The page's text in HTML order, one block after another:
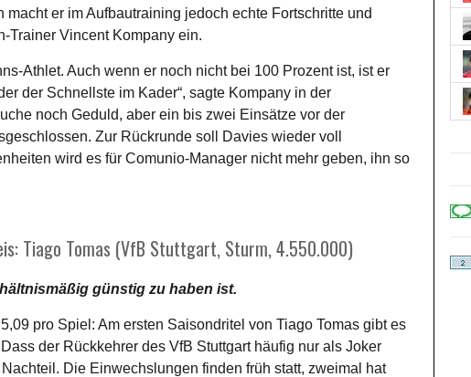
macht er im Aufbautraining jedoch echte Fortschritte und
Trainer Vincent Kompany ein.
Athlet. Auch wenn er noch nicht bei 100 Prozent ist, ist er
der Schnellste im Kader“, sagte Kompany in der
noch Geduld, aber ein bis zwei Einsätze vor der
Zur Rückrunde soll Davies wieder voll
wird es für Comunio-Manager nicht mehr geben, ihn so
Tiago Tomas (VfB Stuttgart, Sturm, 4.550.000)
günstig zu haben ist.
pro Spiel: Am ersten Saisondritel von Tiago Tomas gibt es
der Rückkehrer des VfB Stuttgart häufig nur als Joker
Die Einwechslungen finden früh statt, zweimal hat